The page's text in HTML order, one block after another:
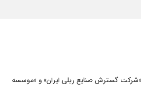
«شرکت گسترش صنایع ریلی ایران» و «موسسه